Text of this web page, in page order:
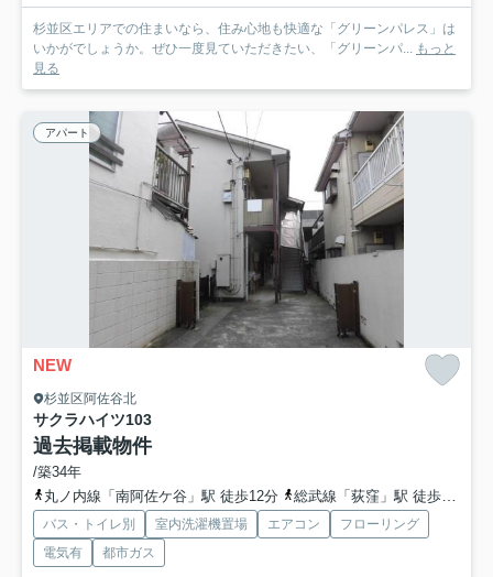
杉並区エリアでの住まいなら、住み心地も快適な「グリーンパレス」は
いかがでしょうか。ぜひ一度見ていただきたい、「グリーンパ...
もっと
見る
アパート
NEW
杉並区阿佐谷北
サクラハイツ103
過去掲載物件
/築34年
丸ノ内線「南阿佐ケ谷」駅 徒歩12分
総武線「荻窪」駅 徒歩17分
バス・トイレ別 室内洗濯機置場 エアコン
フローリング
電気有
都市ガス